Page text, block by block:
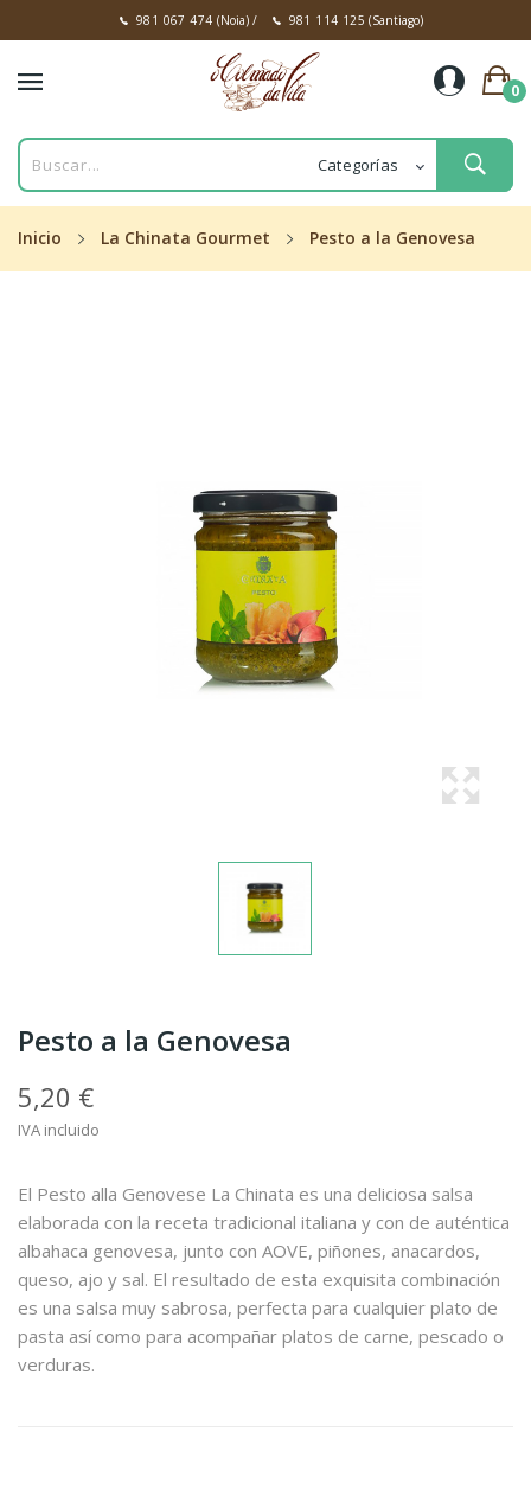
981 067 474 (Noia)/ 981 114 125 (Santiago)
0
Inicio La Chinata Gourmet Pesto a la Genovesa
Pesto a la Genovesa
5,20 €
IVA incluido
El Pesto alla Genovese La Chinata es una deliciosa salsa
elaborada con la receta tradicional italiana y con de auténtica
albahaca genovesa, junto con AOVE, piñones, anacardos,
queso, ajo y sal. El resultado de esta exquisita combinación
es una salsa muy sabrosa, perfecta para cualquier plato de
pasta así como para acompañar platos de carne, pescado o
verduras.